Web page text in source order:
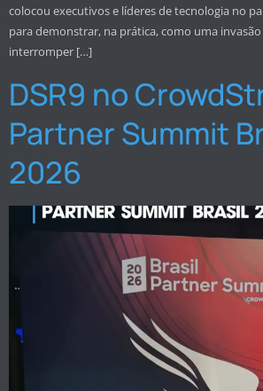
colocou executivos e líderes de tecnologia no
para demonstrar, na prática, como uma
interromper […]
DSR9 no
Partner Summit
2026